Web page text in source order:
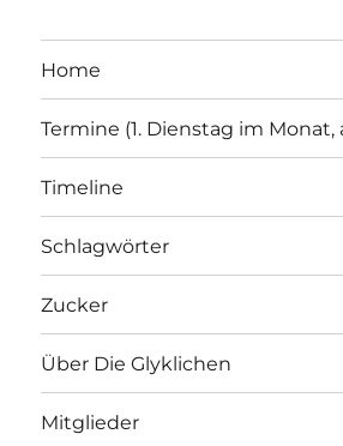
Home
Termine (1. Dienstag im Monat,
Timeline
Schlagwörter
Zucker
Über Die Glyklichen
Mitglieder